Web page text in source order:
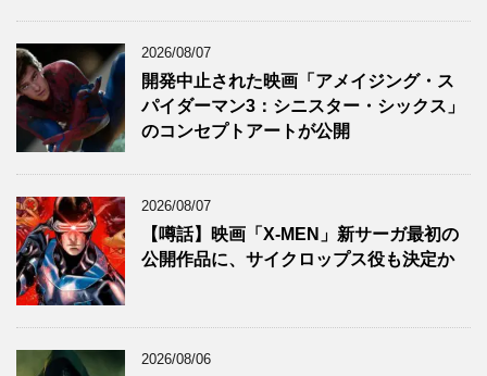
2026/08/07
開発中止された映画「アメイジング・ス
パイダーマン3：シニスター・シックス」
のコンセプトアートが公開
2026/08/07
【噂話】映画「X-MEN」新サーガ最初の
公開作品に、サイクロップス役も決定か
2026/08/06